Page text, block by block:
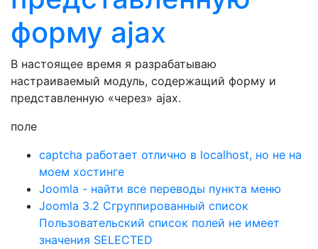
форму ajax
В настоящее время я разрабатываю
настраиваемый модуль, содержащий форму и
представленную «через» ajax.
поле
captcha работает отлично в localhost, но не на
моем хостинге
Joomla - найти все переводы пункта меню
Joomla 3.2 Сгруппированный список
Пользовательский список полей не имеет
значения SELECTED